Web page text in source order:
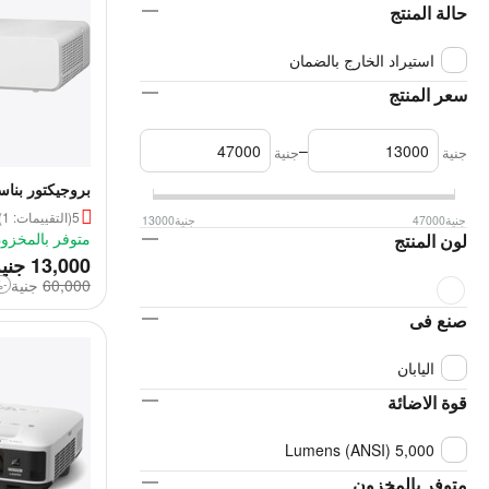
3LCD
5(التقييمات: 1)
متوفر
13,000
جنية 60,000
-78%
حالة المنتج
استيراد الخارج بالضمان
سعر المنتج
جنية –جنية
جنية13000 جنية47000
لون المنتج
صنع فى
اليابان
قوة الاضائة
5,000 Lumens (ANSI)